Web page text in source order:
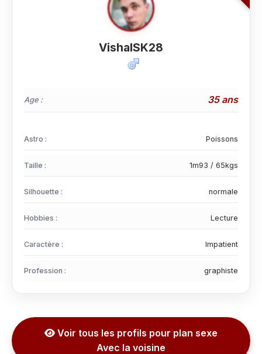
VishalSK28
Age : 35 ans
Astro : Poissons
Taille : 1m93 / 65kgs
Silhouette : normale
Hobbies : Lecture
Caractère : Impatient
Profession : graphiste
Voir tous les profils pour plan sexe
Avec la voisine